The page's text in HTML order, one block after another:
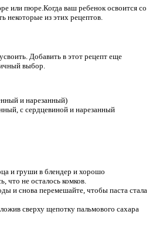
или пюре.Когда ваш ребенок освоится со
некоторые из этих рецептов.
Добавить в этот рецепт еще
выбор.
и нарезанный)
с сердцевиной и нарезанный
и груши в блендер и хорошо
что не осталось комков.
и снова перемешайте, чтобы паста стала
сверху щепотку пальмового сахара